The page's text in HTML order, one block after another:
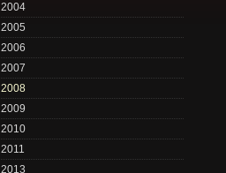
2004
2005
2006
2007
2008
2009
2010
2011
2013